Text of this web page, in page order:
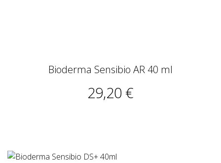
Bioderma Sensibio AR 40 ml
29,20 €